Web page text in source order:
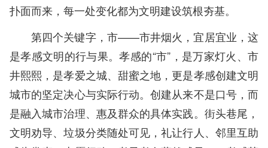
扑面而来，每一处变化都为文明建设筑根夯基。
第四个关键字，市——市井烟火，宜居宜业，这
是孝感文明的行与果。孝感的“市”，是万家灯火、市
井熙熙，是孝爱之城、甜蜜之地，更是孝感创建文明
城市的坚定决心与实际行动。创建从来不是口号，而
是融入城市治理、惠及群众的具体实践。街头巷尾，
文明劝导、垃圾分类随处可见，礼让行人、邻里互助